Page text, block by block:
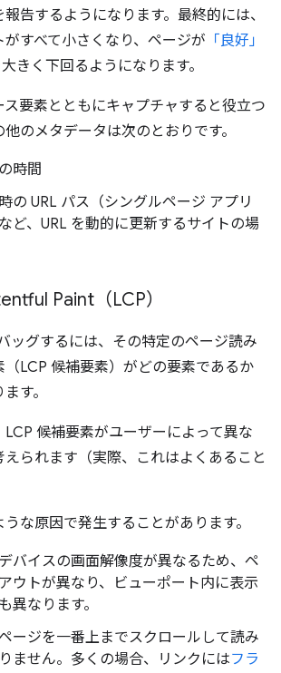
告するようになります。最終的には、
すべて小さくなり、ページが 「良好」
きく下回るようになります。
要素とともにキャプチャすると役立つ
のメタデータは次のとおりです。
時間
の URL パス（シングルページ アプリ
ど、URL を動的に更新するサイトの場
Paint（LCP）
ッグするには、その特定のページ読み
LCP 候補要素）がどの要素であるか
す。
LCP 候補要素がユーザーによって異な
えられます（実際、これはよくあること
な原因で発生することがあります。
バイスの画面解像度が異なるため、ペ
ウトが異なり、ビューポート内に表示
異なります。
ージを一番上までスクロールして読み
ません。多くの場合、リンクにはフラ